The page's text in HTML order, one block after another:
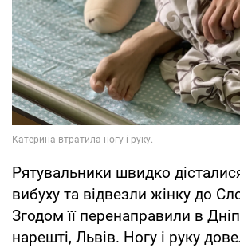
Рятувальники швидко
вибуху та відвезли жінку до
Згодом її перенаправили в
нарешті, Львів. Ногу і руку